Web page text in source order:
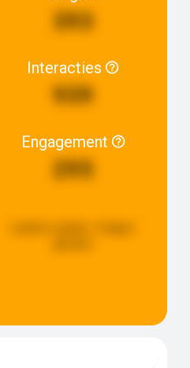
393
Interacties
939
Engagement
295